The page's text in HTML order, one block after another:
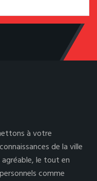
à votre
de la ville
le tout en
comme